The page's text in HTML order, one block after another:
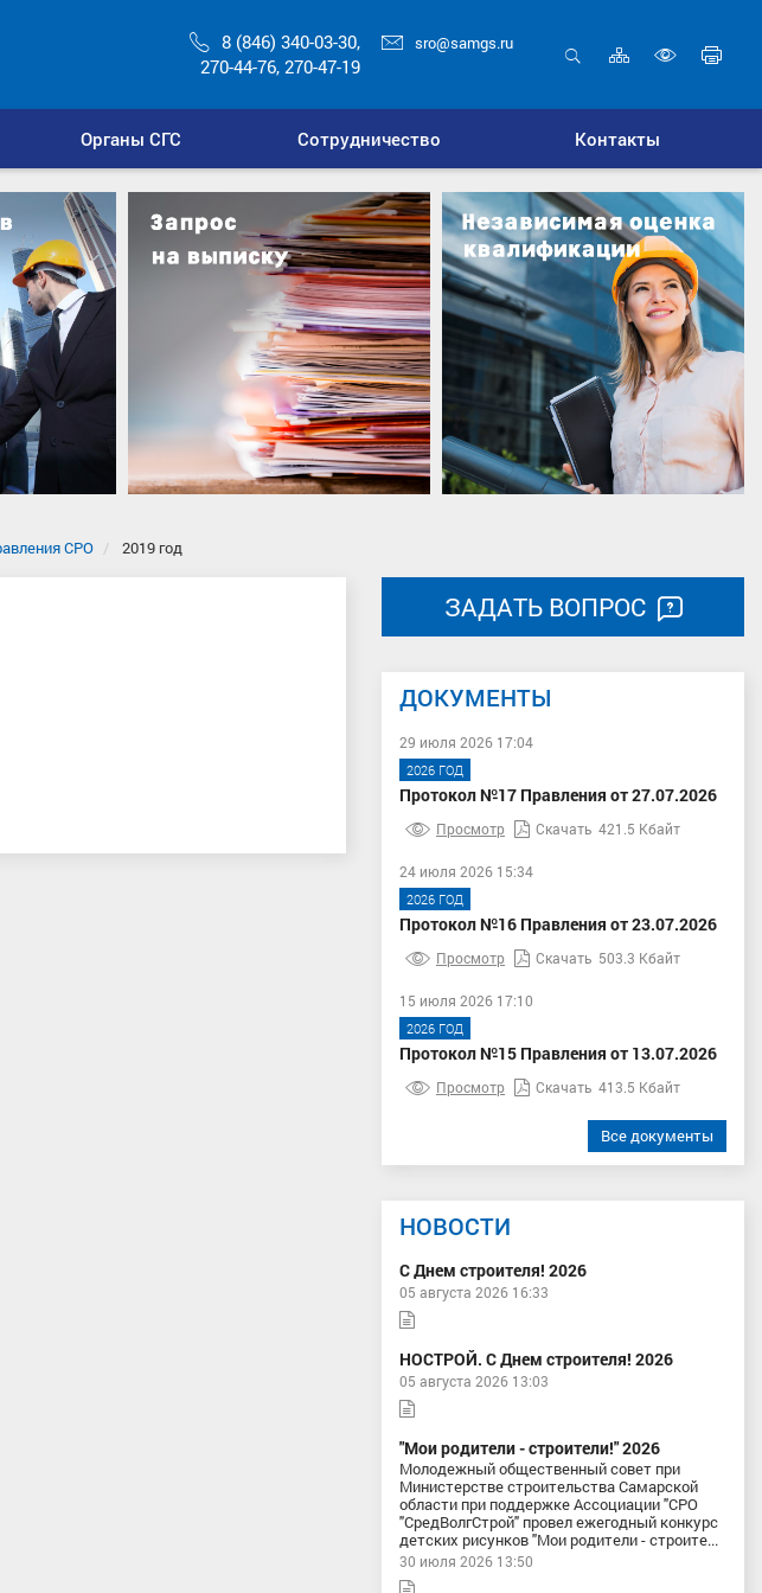
8 (846) 340-03-30,
270-44-76, 270-47-19
sro@samgs.ru Карта
сайта
Органы СГС Сотрудничество Контакты
СРО 2019 год
ЗАДАТЬ ВОПРОС
ДОКУМЕНТЫ
29 июля 2026 17:04
2026 ГОД
Протокол №17 Правления от 27.07.2026
Просмотр Скачать 421.5 Кбайт
24 июля 2026 15:34
2026 ГОД
Протокол №16 Правления от 23.07.2026
Просмотр Скачать 503.3 Кбайт
15 июля 2026 17:10
2026 ГОД
Протокол №15 Правления от 13.07.2026
Просмотр Скачать 413.5 Кбайт
Все документы
НОВОСТИ
С Днем строителя! 2026
05 августа 2026 16:33
НОСТРОЙ. С Днем строителя! 2026
05 августа 2026 13:03
"Мои родители - строители!" 2026
Молодежный общественный совет при
Министерстве строительства Самарской
области при поддержке Ассоциации "СРО
"СредВолгСтрой" провел ежегодный конкурс
детских рисунков "Мои родители - строите...
30 июля 2026 13:50